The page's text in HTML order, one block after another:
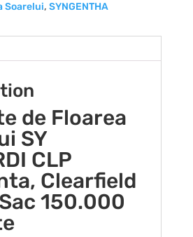
Soarelui, SYNGENTHA
de Floarea
SY
CLP
Clearfield
150.000